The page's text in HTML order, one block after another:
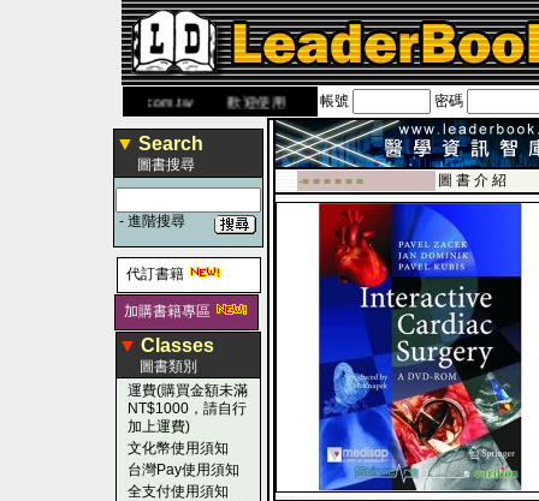
www.leaderbook.com.tw歡迎使用 國民旅遊卡！！
帳號 密碼
▼ Search
圖書搜尋
- 進階搜尋
代訂書籍
加購書籍專區
▼ Classes
圖書類別
運費(購買金額未滿
NT$1000，請自行
加上運費)
文化幣使用須知
台灣Pay使用須知
全支付使用須知
-■ ■ ■ ■ ■ ■ 圖 書 介 紹